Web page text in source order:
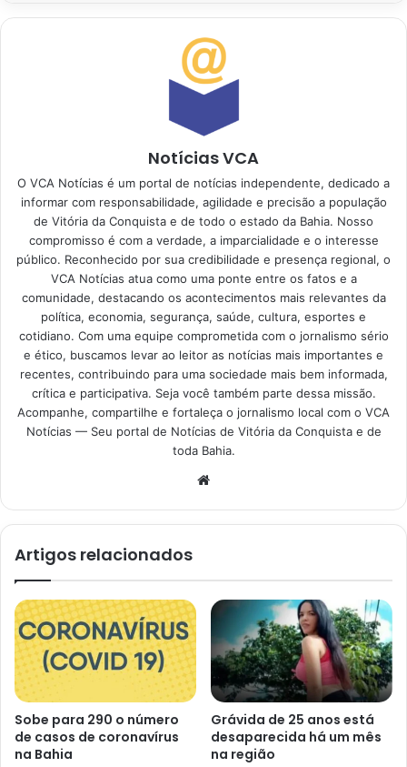
Notícias VCA
O VCA Notícias é um portal de notícias independente, dedicado a
informar com responsabilidade, agilidade e precisão a população
de Vitória da Conquista e de todo o estado da Bahia. Nosso
compromisso é com a verdade, a imparcialidade e o interesse
público. Reconhecido por sua credibilidade e presença regional, o
VCA Notícias atua como uma ponte entre os fatos e a
comunidade, destacando os acontecimentos mais relevantes da
política, economia, segurança, saúde, cultura, esportes e
cotidiano. Com uma equipe comprometida com o jornalismo sério
e ético, buscamos levar ao leitor as notícias mais importantes e
recentes, contribuindo para uma sociedade mais bem informada,
crítica e participativa. Seja você também parte dessa missão.
Acompanhe, compartilhe e fortaleça o jornalismo local com o VCA
Notícias — Seu portal de Notícias de Vitória da Conquista e de
toda Bahia.
Artigos relacionados
Sobe para 290 o número
de casos de coronavírus
na Bahia
Grávida de 25 anos está
desaparecida há um mês
na região